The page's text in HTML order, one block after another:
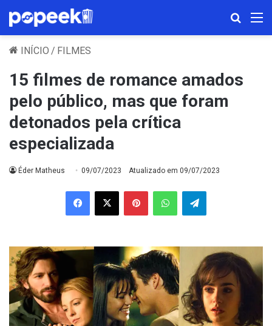
INÍCIO / FILMES
15 filmes de romance amados
pelo público, mas que foram
detonados pela crítica
especializada
Éder Matheus 09/07/2023 Atualizado em 09/07/2023
Facebook
X PinterestWhatsAppTelegram